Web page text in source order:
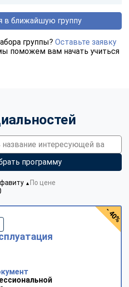
в ближайшую группу
группы? Оставьте заявку
поможем вам начать учиться
программу
▼ По цене
- 40%